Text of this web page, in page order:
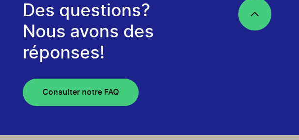
Des questions?
Nous avons des
réponses!
Consulter notre FAQ